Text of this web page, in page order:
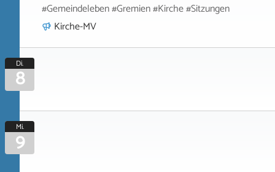
#Gemeindeleben #Gremien #Kirche #Sitzungen
Kirche-MV
Di.
8
Mi.
9